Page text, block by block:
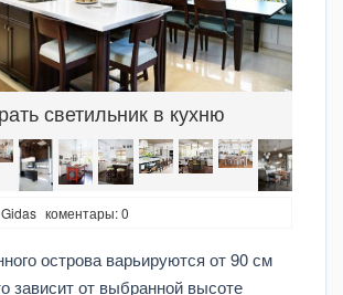
светильник в кухню
коментары: 0
острова варьируются от 90 см
зависит от выбранной высоте